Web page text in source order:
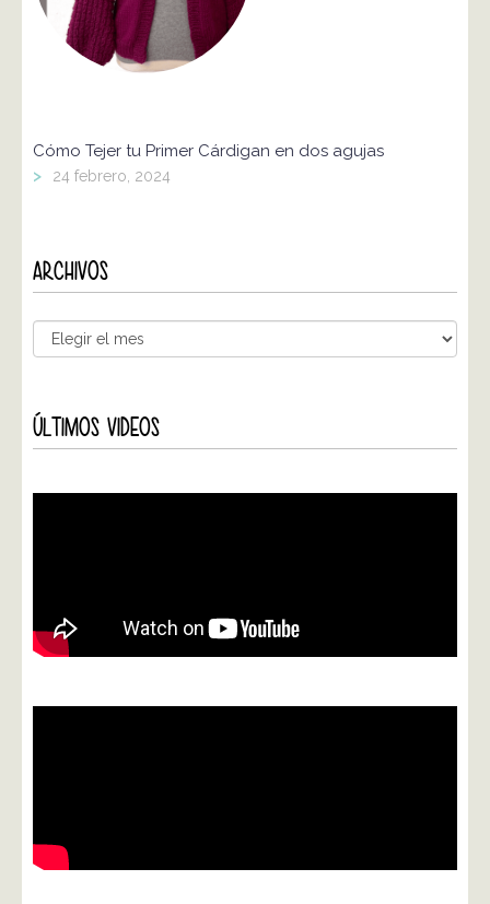
Cómo Tejer tu Primer Cárdigan en dos agujas
> 24 febrero, 2024
ARCHIVOS
ÚLTIMOS VIDEOS